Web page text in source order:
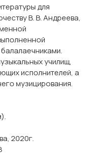
для
В. В. Андреева,
училищ,
исполнителей, а
музицирования.
2020г.